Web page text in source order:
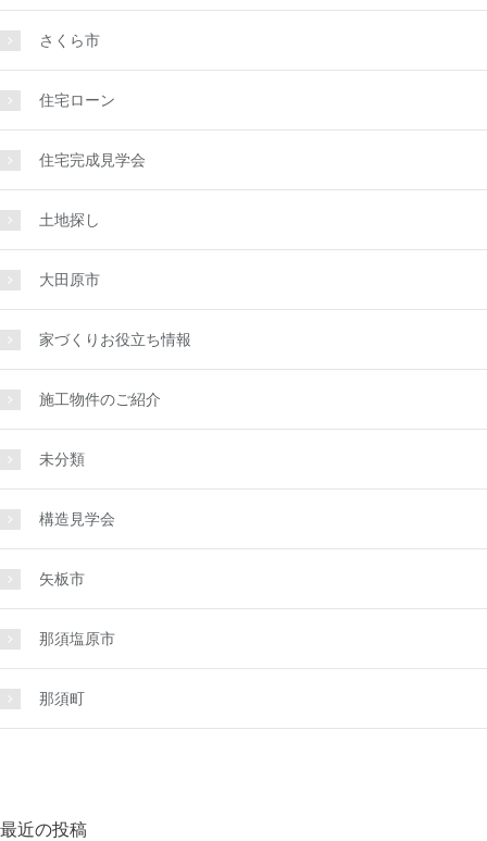
さくら市
住宅ローン
住宅完成見学会
土地探し
大田原市
家づくりお役立ち情報
施工物件のご紹介
未分類
構造見学会
矢板市
那須塩原市
那須町
最近の投稿